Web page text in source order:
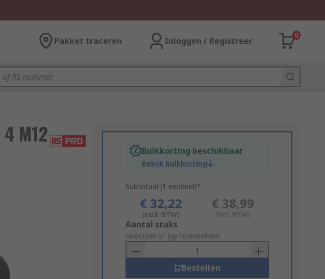
Pakket traceren Inloggen / Registreer
0
M12
Bulkkorting beschikbaar
Bekijk bulkkorting
Subtotaal (1 eenheid)*
€ 32,22
(excl. BTW)
€ 38,99
(incl. BTW)
Add
to
Basket
Aantal stuks
selecteer of typ hoeveelheid
Bestellen